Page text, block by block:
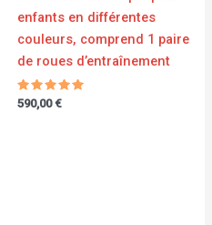
enfants en différentes
couleurs, comprend 1 paire
de roues d’entraînement
Note
5.00
590,00€